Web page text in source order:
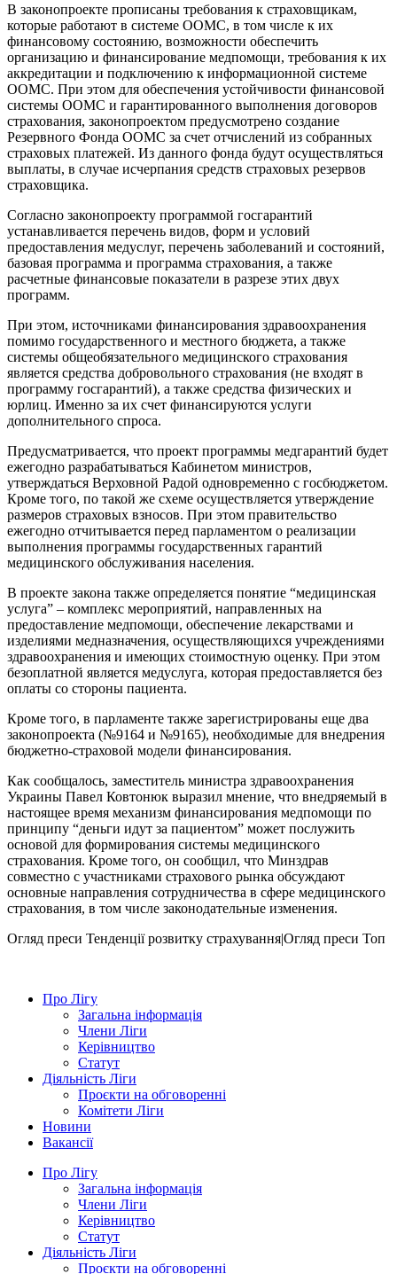
В законопроекте прописаны требования к страховщикам,
которые работают в системе ООМС, в том числе к их
финансовому состоянию, возможности обеспечить
организацию и финансирование медпомощи, требования к их
аккредитации и подключению к информационной системе
ООМС. При этом для обеспечения устойчивости финансовой
системы ООМС и гарантированного выполнения договоров
страхования, законопроектом предусмотрено создание
Резервного Фонда ООМС за счет отчислений из собранных
страховых платежей. Из данного фонда будут осуществляться
выплаты, в случае исчерпания средств страховых резервов
страховщика.
Согласно законопроекту программой госгарантий
устанавливается перечень видов, форм и условий
предоставления медуслуг, перечень заболеваний и состояний,
базовая программа и программа страхования, а также
расчетные финансовые показатели в разрезе этих двух
программ.
При этом, источниками финансирования здравоохранения
помимо государственного и местного бюджета, а также
системы общеобязательного медицинского страхования
является средства добровольного страхования (не входят в
программу госгарантий), а также средства физических и
юрлиц. Именно за их счет финансируются услуги
дополнительного спроса.
Предусматривается, что проект программы медгарантий будет
ежегодно разрабатываться Кабинетом министров,
утверждаться Верховной Радой одновременно с госбюджетом.
Кроме того, по такой же схеме осуществляется утверждение
размеров страховых взносов. При этом правительство
ежегодно отчитывается перед парламентом о реализации
выполнения программы государственных гарантий
медицинского обслуживания населения.
В проекте закона также определяется понятие “медицинская
услуга” – комплекс мероприятий, направленных на
предоставление медпомощи, обеспечение лекарствами и
изделиями медназначения, осуществляющихся учреждениями
здравоохранения и имеющих стоимостную оценку. При этом
безоплатной является медуслуга, которая предоставляется без
оплаты со стороны пациента.
Кроме того, в парламенте также зарегистрированы еще два
законопроекта (№9164 и №9165), необходимые для внедрения
бюджетно-страховой модели финансирования.
Как сообщалось, заместитель министра здравоохранения
Украины Павел Ковтонюк выразил мнение, что внедряемый в
настоящее время механизм финансирования медпомощи по
принципу “деньги идут за пациентом” может послужить
основой для формирования системы медицинского
страхования. Кроме того, он сообщил, что Минздрав
совместно с участниками страхового рынка обсуждают
основные направления сотрудничества в сфере медицинского
страхования, в том числе законодательные изменения.
Огляд преси Тенденції розвитку страхування|Огляд преси Топ
Про Лігу
Загальна інформація
Члени Ліги
Керівництво
Статут
Діяльність Ліги
Проєкти на обговоренні
Комітети Ліги
Новини
Вакансії
Про Лігу
Загальна інформація
Члени Ліги
Керівництво
Статут
Діяльність Ліги
Проєкти на обговоренні